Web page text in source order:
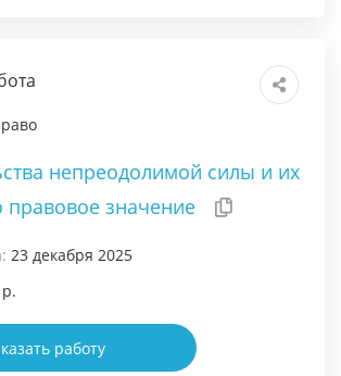
непреодолимой силы и их
правовое значение
23 декабря 2025
работу